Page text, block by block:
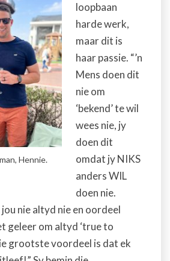
Hennie.
loopbaan
harde werk,
maar dit is
haar passie. “’n
Mens doen dit
nie om
‘bekend’ te wil
wees nie, jy
doen dit
omdat jy NIKS
anders WIL
doen nie.
nie altyd nie en oordeel
geleer om altyd ‘true to
grootste voordeel is dat ek